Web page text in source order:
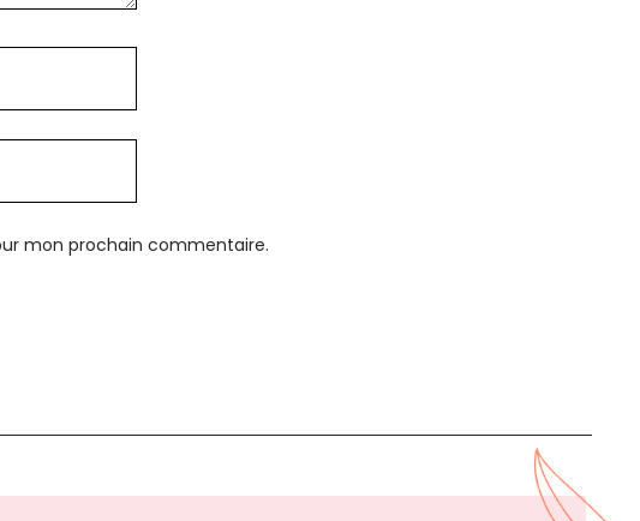
mon prochain commentaire.